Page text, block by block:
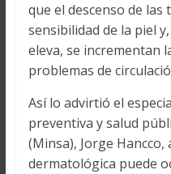
que el descenso de
sensibilidad de la piel
eleva, se incrementan
problemas de
Así lo advirtió el
preventiva y salud
(Minsa), Jorge
dermatológica puede